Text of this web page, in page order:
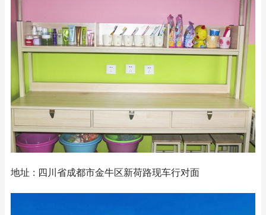
地址 : 四川省成都市金牛区新荷路现车行对面